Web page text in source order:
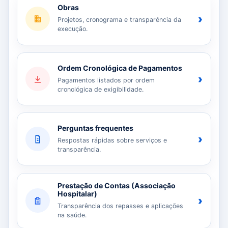
Obras
Projetos, cronograma e transparência da
execução.
›
Ordem Cronológica de Pagamentos
Pagamentos listados por ordem
cronológica de exigibilidade.
›
Perguntas frequentes
Respostas rápidas sobre serviços e
transparência.
›
Prestação de Contas (Associação
Hospitalar)
Transparência dos repasses e aplicações
na saúde.
›